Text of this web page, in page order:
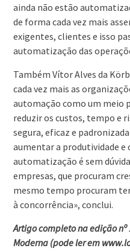
ainda não estão
de forma cada vez mais
exigentes, clientes e isso
automatização das
Também Vítor Alves da
cada vez mais as
automação como um meio
reduzir os custos, tempo e
segura, eficaz e
aumentar a produtividade e
automatização é sem
empresas, que procuram
mesmo tempo procuram
à concorrência», conclui.
Artigo completo na edição
Moderna (pode ler em